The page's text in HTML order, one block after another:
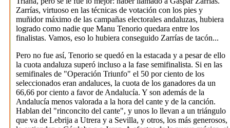
Zarrías, virtuoso en las técnicas de votación con los pies y
muñidor máximo de las campañas electorales andaluzas, hubiera
logrado como nadie que Manu Tenorio quedara entre los
finalistas. Vamos, eso lo hubiera conseguido Zarrías de tacón...
Pero no fue así, Tenorio se quedó en la estacada y a pesar de ello
la cuota andaluza superó incluso a la fase semifinalista. Si en las
semifinales de "Operación Triunfo" el 50 por ciento de los
seleccionados eran andaluces, la cuota de los ganadores da un
66,66 por ciento a favor de Andalucía. Y son además de la
Andalucía menos valorada a la hora del cante y de la canción.
Hablan del "rinconcito del cante", y unos lo llevan a un triángulo
que va de Lebrija a Utrera y a Sevilla, y otros, los más generosos,